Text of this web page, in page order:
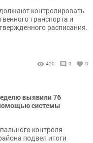
контролировать
транспорта и
расписания.
420 0 0
выявили 76
системы
контроля
подвел итоги